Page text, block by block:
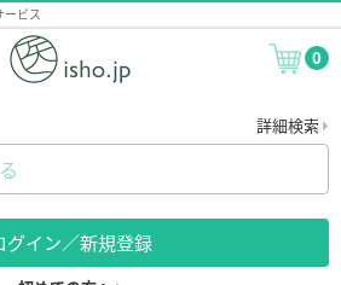
ービス
0
詳細検索
グイン／新規登録